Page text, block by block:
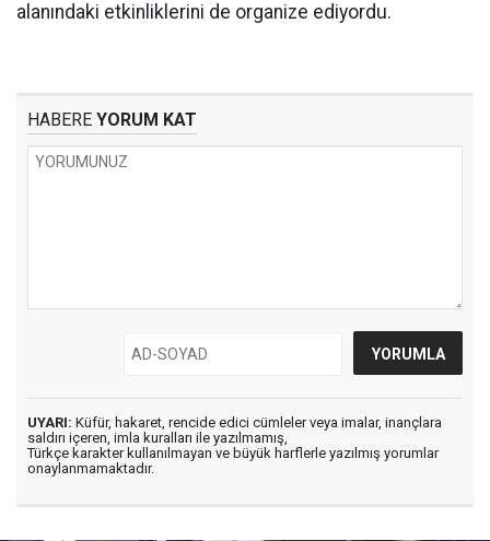
alanındaki etkinliklerini de organize ediyordu.
HABERE YORUM KAT
UYARI: Küfür, hakaret, rencide edici cümleler veya imalar, inançlara
saldırı içeren, imla kuralları ile yazılmamış,
Türkçe karakter kullanılmayan ve büyük harflerle yazılmış yorumlar
onaylanmamaktadır.